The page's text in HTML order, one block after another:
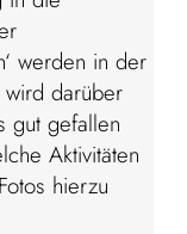
werden in der
darüber
gut gefallen
Aktivitäten
hierzu